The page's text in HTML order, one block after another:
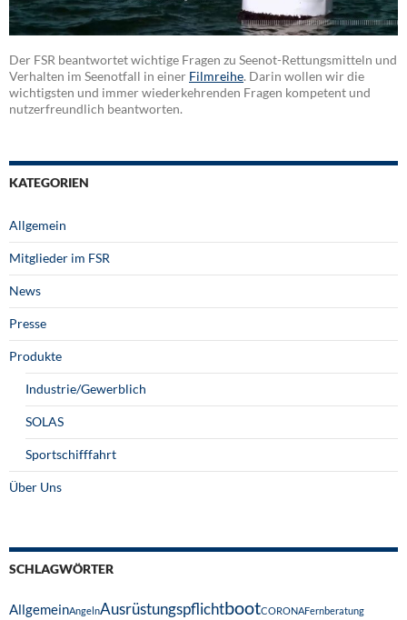
Der FSR beantwortet wichtige Fragen zu Seenot-Rettungsmitteln und
Verhalten im Seenotfall in einer Filmreihe. Darin wollen wir die
wichtigsten und immer wiederkehrenden Fragen kompetent und
nutzerfreundlich beantworten.
KATEGORIEN
Allgemein
Mitglieder im FSR
News
Presse
Produkte
Industrie/Gewerblich
SOLAS
Sportschifffahrt
Über Uns
SCHLAGWÖRTER
AllgemeinAngelnAusrüstungspflichtbootCORONAFernberatung